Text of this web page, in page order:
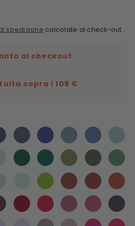
spedizione calcolate al check-out.
al checkout
sopra i 109 €